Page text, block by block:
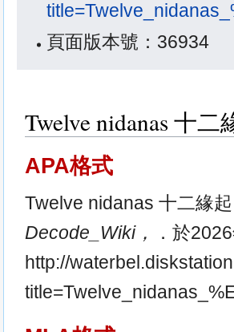
頁面版本號：36934
Twelve nidanas 十
APA格式
Twelve nidanas 十二緣
Decode_Wiki，
．於
http://